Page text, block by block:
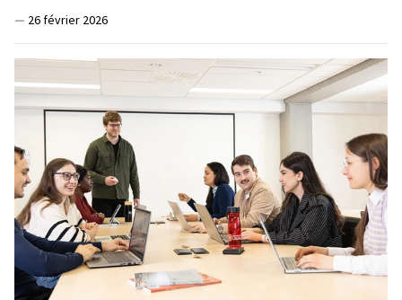
— 26 février 2026